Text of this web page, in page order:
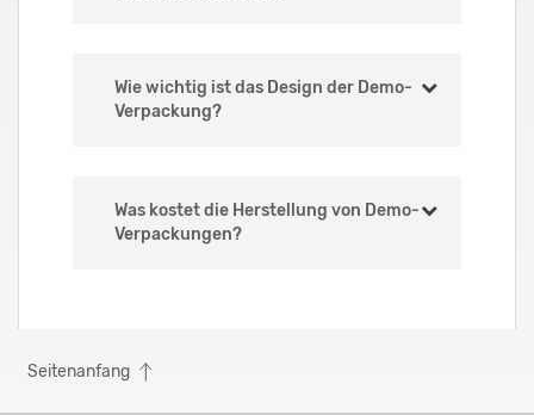
Wie wichtig ist das Design der Demo-
Verpackung?
Was kostet die Herstellung von Demo-
Verpackungen?
Seitenanfang